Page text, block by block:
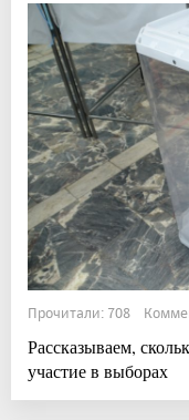
Прочитали: 708
Рассказываем,
участие в выборах